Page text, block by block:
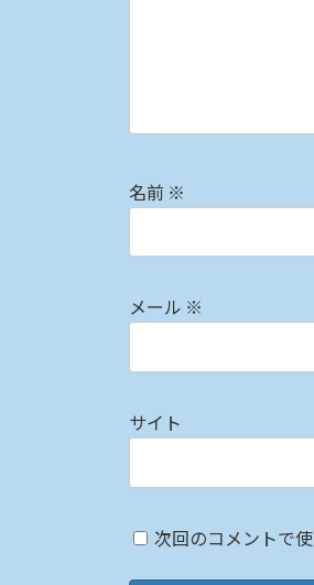
名前 ※
メール ※
サイト
次回のコメントで